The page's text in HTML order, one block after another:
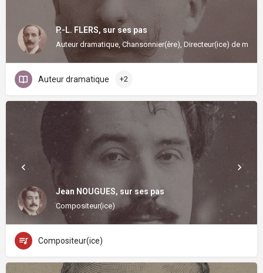
P.-L. FLERS, sur ses pas
Auteur dramatique, Chansonnier(ère), Directeur(ice) de
Auteur dramatique +2
Jean NOUGUES, sur ses pas
Compositeur(ice)
Compositeur(ice)